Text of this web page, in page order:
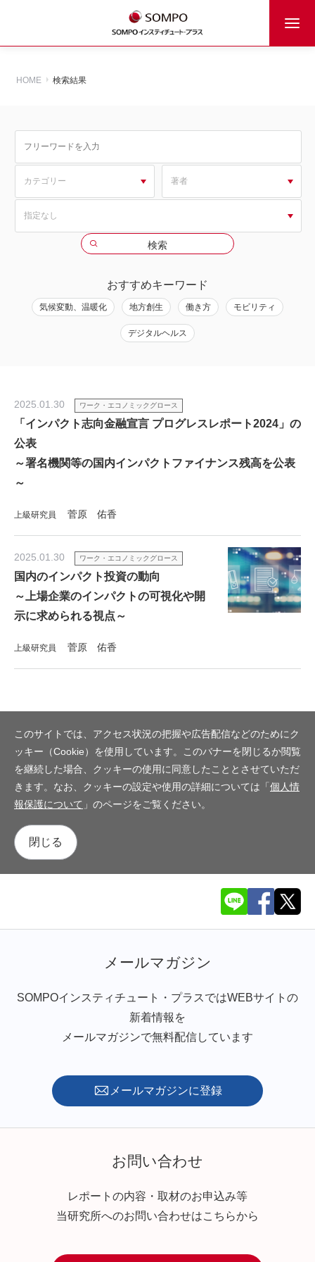
HOME 検索結果
おすすめキーワード
気候変動、温暖化 地方創生 働き方 モビリティ
デジタルヘルス
2025.01.30 ワーク・エコノミックグロース
「インパクト志向金融宣言 プログレスレポート2024」の
公表
～署名機関等の国内インパクトファイナンス残高を公表
～
上級研究員 菅原 佑香
2025.01.30 ワーク・エコノミックグロース
国内のインパクト投資の動向
～上場企業のインパクトの可視化や開
示に求められる視点～
上級研究員 菅原 佑香
このサイトでは、アクセス状況の把握や広告配信などのためにク
ッキー（Cookie）を使用しています。このバナーを閉じるか閲覧
を継続した場合、クッキーの使用に同意したこととさせていただ
きます。なお、クッキーの設定や使用の詳細については「個人情
報保護について 」のページをご覧ください。
閉じる
メールマガジン
SOMPOインスティチュート・プラスではWEBサイトの
新着情報を
メールマガジンで無料配信しています
メールマガジンに登録
お問い合わせ
レポートの内容・取材のお申込み等
当研究所へのお問い合わせはこちらから